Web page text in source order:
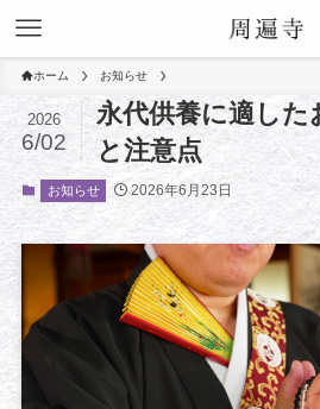
ホーム お知らせ
永代供養に適した
と注意点
2026
6/02
お知らせ 2026年6月23日